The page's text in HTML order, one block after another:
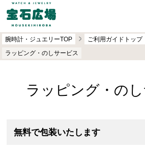
腕時計・ジュエリーTOP
ご利用ガイドトップ
ラッピング・のしサービス
ラッピング・の
無料で包装いたします